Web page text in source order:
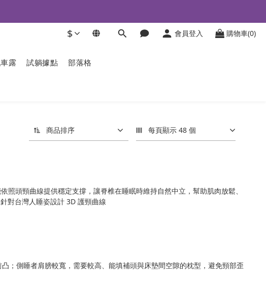
$ 會員登入 購物車(0)
露 試躺據點 部落格
商品排序 每頁顯示 48 個
頭頸曲線提供穩定支撐，讓脊椎在睡眠時維持自然中立，幫助肌肉放鬆、
對台灣人睡姿設計 3D 護頸曲線
；側睡者肩膀較寬，需要較高、能填補頭與床墊間空隙的枕型，避免頸部歪